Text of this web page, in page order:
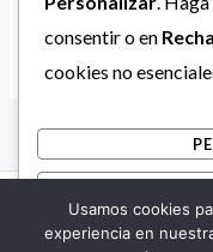
Nacional
Leer más »
Copyright ©
consentir o en
cookies no
Usamos cookies
experiencia en